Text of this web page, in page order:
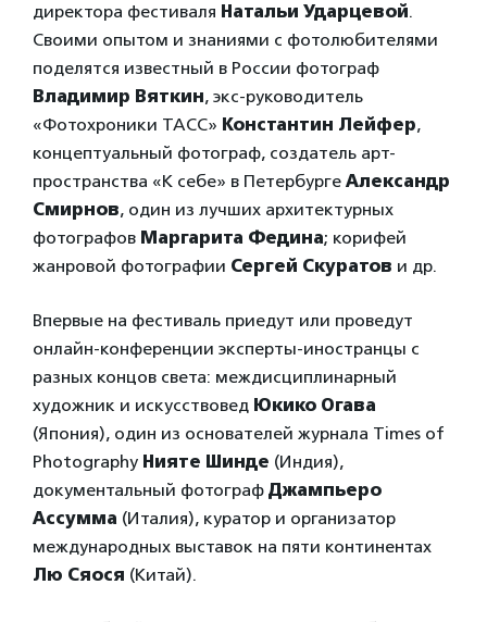
директора фестиваля Натальи Ударцевой.
Своими опытом и знаниями с фотолюбителями
поделятся известный в России фотограф
Владимир Вяткин, экс-руководитель
«Фотохроники ТАСС» Константин Лейфер,
концептуальный фотограф, создатель арт-
пространства «К себе» в Петербурге Александр
Смирнов, один из лучших архитектурных
фотографов Маргарита Федина; корифей
жанровой фотографии Сергей Скуратов и др.
Впервые на фестиваль приедут или проведут
онлайн-конференции эксперты-иностранцы с
разных концов света: междисциплинарный
художник и искусствовед Юкико Огава
(Япония), один из основателей журнала Times of
Photography Нияте Шинде (Индия),
документальный фотограф Джампьеро
Ассумма (Италия), куратор и организатор
международных выставок на пяти континентах
Лю Сяося (Китай).